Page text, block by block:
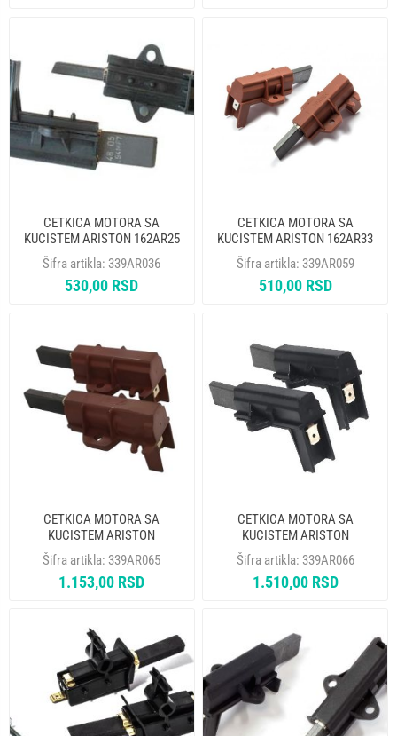
CETKICA MOTORA SA
KUCISTEM ARISTON 162AR25
CAR045UN AR1508
(5X12,5X27mm) DVOSLOJNA
Šifra artikla: 339AR036
530,00 RSD
CETKICA MOTORA SA
KUCISTEM ARISTON 162AR33
CAR048UN C00047317
(5X12,5X32mm) DVOSLOJNA K
Šifra artikla: 339AR059
510,00 RSD
CETKICA MOTORA SA
KUCISTEM ARISTON
C00047317 5X12,5X32 SCHUNK
Šifra artikla: 339AR065
1.153,00 RSD
CETKICA MOTORA SA
KUCISTEM ARISTON
C00196545 5X12,5X32 SCHUNK
Šifra artikla: 339AR066
1.510,00 RSD